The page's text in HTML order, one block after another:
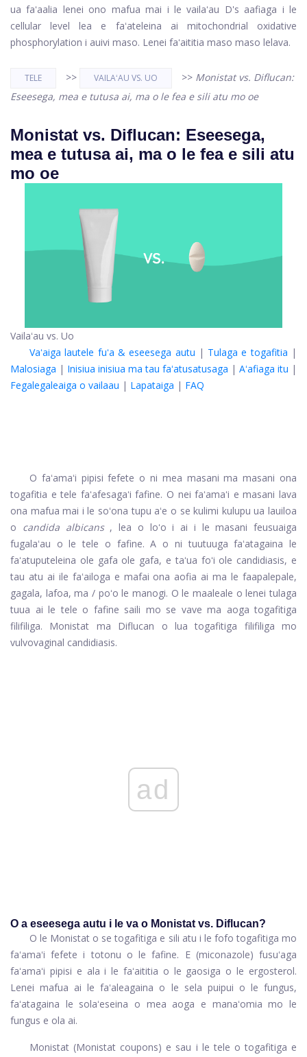
ua faʻaalia lenei ono mafua mai i le vailaʻau D's aafiaga i le
cellular level lea e faʻateleina ai mitochondrial oxidative
phosphorylation i auivi maso. Lenei faʻaititia maso maso lelava.
TELE >> VAILAʻAU VS. UO >> Monistat vs. Diflucan:
Eseesega, mea e tutusa ai, ma o le fea e sili atu mo oe
Monistat vs. Diflucan: Eseesega,
mea e tutusa ai, ma o le fea e sili atu
mo oe
Vailaʻau vs. Uo
Vaʻaiga lautele fuʻa & eseesega autu | Tulaga e togafitia |
Malosiaga | Inisiua inisiua ma tau faʻatusatusaga | Aʻafiaga itu |
Fegalegaleaiga o vailaau | Lapataiga | FAQ
O faʻamaʻi pipisi fefete o ni mea masani ma masani ona
togafitia e tele faʻafesagaʻi fafine. O nei faʻamaʻi e masani lava
ona mafua mai i le soʻona tupu aʻe o se kulimi kulupu ua lauiloa
o candida albicans, lea o loʻo i ai i le masani feusuaiga
fugalaʻau o le tele o fafine. A o ni tuutuuga faʻatagaina le
faʻatuputeleina ole gafa ole gafa, e taʻua foʻi ole candidiasis, e
tau atu ai ile faʻailoga e mafai ona aofia ai ma le faapalepale,
gagala, lafoa, ma / poʻo le manogi. O le maaleale o lenei tulaga
tuua ai le tele o fafine saili mo se vave ma aoga togafitiga
filifiliga. Monistat ma Diflucan o lua togafitiga filifiliga mo
vulvovaginal candidiasis.
ad
O a eseesega autu i le va o Monistat vs. Diflucan?
O le Monistat o se togafitiga e sili atu i le fofo togafitiga mo
faʻamaʻi fefete i totonu o le fafine. E (miconazole) fusuʻaga
faʻamaʻi pipisi e ala i le faʻaititia o le gaosiga o le ergosterol.
Lenei mafua ai le faʻaleagaina o le sela puipui o le fungus,
faʻatagaina le solaʻeseina o mea aoga e manaʻomia mo le
fungus e ola ai.
Monistat (Monistat coupons) e sau i le tele o togafitiga e